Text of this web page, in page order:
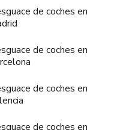
de coches en
de coches en
de coches en
de coches en